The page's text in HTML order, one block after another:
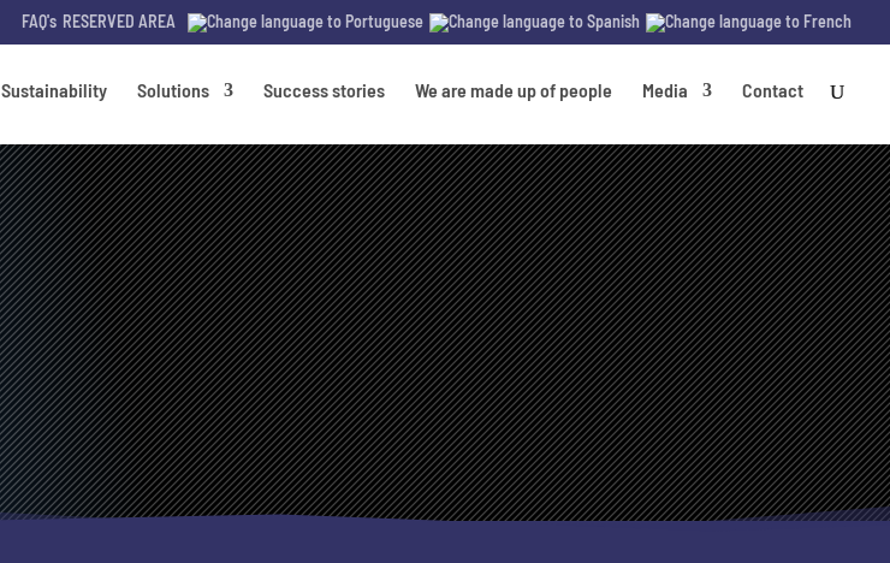
FAQ's RESERVED AREA
Sustainability Solutions Success stories We are made up of people Media Contact